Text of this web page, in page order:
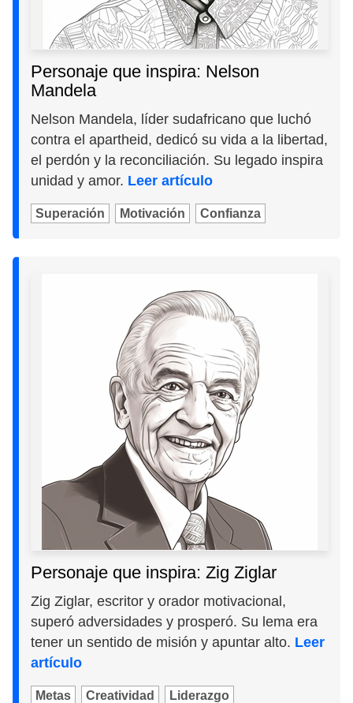
Personaje que inspira: Nelson
Mandela
Nelson Mandela, líder sudafricano que luchó
contra el apartheid, dedicó su vida a la libertad,
el perdón y la reconciliación. Su legado inspira
unidad y amor. Leer artículo
Superación Motivación Confianza
Personaje que inspira: Zig Ziglar
Zig Ziglar, escritor y orador motivacional,
superó adversidades y prosperó. Su lema era
tener un sentido de misión y apuntar alto. Leer
artículo
Metas Creatividad Liderazgo